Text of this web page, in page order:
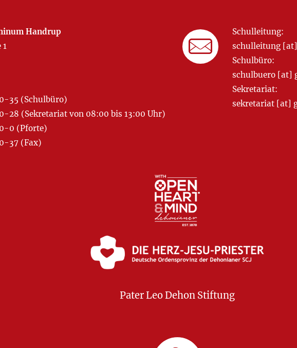
Handrup
1
35 (Schulbüro)
28 (Sekretariat von 08:00 bis 13:00 Uhr)
0 (Pforte)
37 (Fax)
Schulleitung:
schulleitung
Schulbüro:
schulbuero [at]
Sekretariat:
sekretariat [at]
Pater Leo Dehon Stiftung